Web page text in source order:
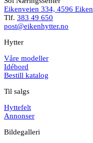
Eikenveien 334, 4596 Eiken
Tlf. 383 49 650
post@eikenhytter.no
Hytter
Våre modeller
Idébord
Bestill katalog
Til salgs
Hyttefelt
Annonser
Bildegalleri